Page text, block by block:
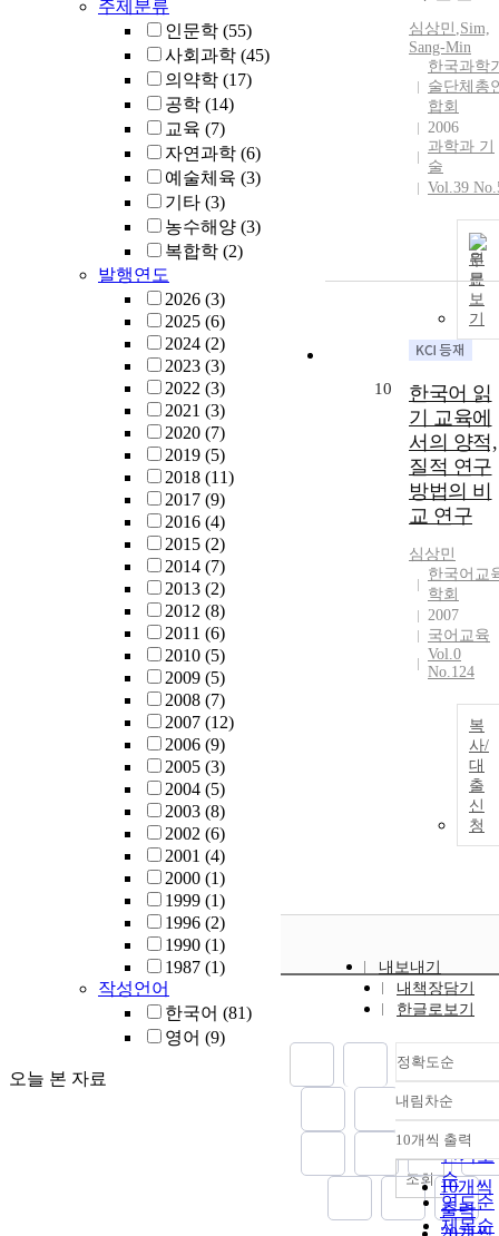
주제분류
인문학 (55)
사회과학 (45)
의약학 (17)
공학 (14)
교육 (7)
자연과학 (6)
예술체육 (3)
기타 (3)
농수해양 (3)
복합학 (2)
발행연도
2026 (3)
2025 (6)
2024 (2)
2023 (3)
2022 (3)
2021 (3)
2020 (7)
2019 (5)
2018 (11)
2017 (9)
2016 (4)
2015 (2)
2014 (7)
2013 (2)
2012 (8)
2011 (6)
2010 (5)
2009 (5)
2008 (7)
2007 (12)
2006 (9)
2005 (3)
2004 (5)
2003 (8)
2002 (6)
2001 (4)
2000 (1)
1999 (1)
1996 (2)
1990 (1)
1987 (1)
작성언어
한국어 (81)
영어 (9)
오늘 본 자료
심상민 ,Sim,
Sang-Min
한국과학
술단체총
합회
2006
과학과 기
술
Vol.39
원
문
보
기
10
한국어 읽
기 교육에
서의 양적,
질적 연구
방법의 비
교 연구
심상민
한국어교
학회
2007
국어교육
Vol.0
No.124
복
사/
대
출
신
청
내보내기
내책장담기
한글로보기
정확도순
정확도
순
인기도
순
연도순
제목순
내림차순
내림차
10개씩 출력
10개씩
출력
조회